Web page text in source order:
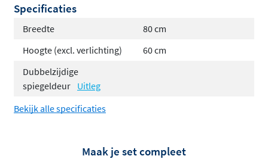
Breedtes van 60 tot 120 cm
Keuze uit diverse kleuren en afwerkingen
Dubbel gespiegeld voor extra
ruimtegevoel
Wat deze spiegelkast bijzonder maakt, is dat de deuren
ervoor dat de kast ook gesloten eenstrakke,
Specificaties
Breedte
80 cm
Hoogte (excl. verlichting)
60 cm
Dubbelzijdige
spiegeldeur Uitleg
Bekijk alle specificaties
Maak je set compleet